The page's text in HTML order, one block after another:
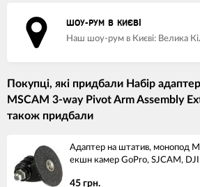
ШОУ-РУМ В КИЄВІ
Наш шоу-рум в Києві: Велика
Покупці, які придбали Набір
MSCAM 3-way Pivot Arm Assembly
також придбали
Адаптер на штатив, монопод
екшн камер GoPro, SJCAM, DJI
45 грн.